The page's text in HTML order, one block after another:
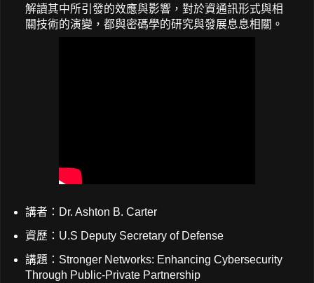
解讀其中所引發的效應與影響，對於資通訊形式與相
關技術的演變，都與密碼學的研究與發展息息相關。
講者：Dr. Ashton B. Carter
資歷：U.S Deputy Secretary of Defense
講題：Stronger Networks: Enhancing Cybersecurity
Through Public-Private Partnership